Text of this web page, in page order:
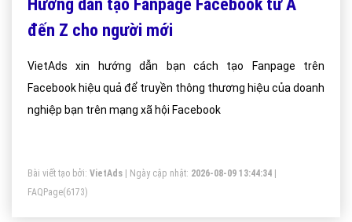
Hướng dẫn tạo Fanpage Facebook từ A
đến Z cho người mới
VietAds xin hướng dẫn bạn cách tạo Fanpage trên
Facebook hiệu quả để truyền thông thương hiệu của doanh
nghiệp bạn trên mạng xã hội Facebook
Bài viết tạo bởi: VietAds | Ngày cập nhật: 2026-08-09 13:44:34
FAQPage(6173)